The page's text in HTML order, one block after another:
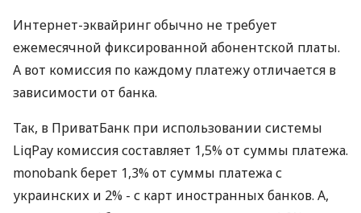
Интернет-эквайринг обычно не требует
ежемесячной фиксированной абонентской платы.
А вот комиссия по каждому платежу отличается в
зависимости от банка.
Так, в ПриватБанк при использовании системы
LiqPay комиссия составляет 1,5% от суммы платежа.
monobank берет 1,3% от суммы платежа с
украинских и 2% - с карт иностранных банков. А,